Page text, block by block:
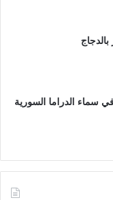
سماء الدراما السورية